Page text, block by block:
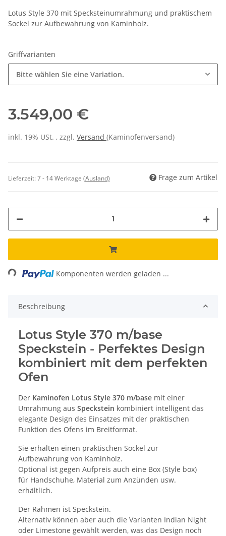
Lotus Style 370 mit Specksteinumrahmung und praktischem
Sockel zur Aufbewahrung von Kaminholz.
Griffvarianten
Bitte wählen Sie eine Variation.
3.549,00 €
inkl. 19% USt. , zzgl. Versand (Kaminofenversand)
Lieferzeit:7 - 14 Werktage (Ausland) Frage zum Artikel
Komponenten werden geladen ...
Beschreibung
Lotus Style 370 m/base
Speckstein - Perfektes Design
kombiniert mit dem perfekten
Ofen
Der Kaminofen Lotus Style 370 m/base mit einer
Umrahmung aus Speckstein kombiniert intelligent das
elegante Design des Einsatzes mit der praktischen
Funktion des Ofens im Breitformat.
Sie erhalten einen praktischen Sockel zur
Aufbewahrung von Kaminholz.
Optional ist gegen Aufpreis auch eine Box (Style box)
für Handschuhe, Material zum Anzünden usw.
erhältlich.
Der Rahmen ist Speckstein.
Alternativ können aber auch die Varianten Indian Night
oder Limestone gewählt werden, was das Design noch